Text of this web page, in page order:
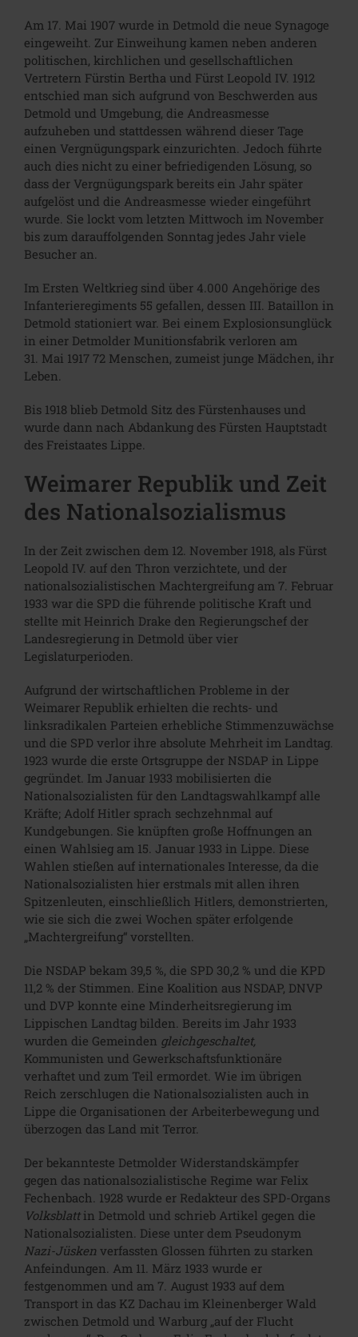
Am 17. Mai 1907 wurde in Detmold die neue Synagoge
eingeweiht. Zur Einweihung kamen neben anderen
politischen, kirchlichen und gesellschaftlichen
Vertretern Fürstin Bertha und Fürst Leopold IV. 1912
entschied man sich aufgrund von Beschwerden aus
Detmold und Umgebung, die Andreasmesse
aufzuheben und stattdessen während dieser Tage
einen Vergnügungspark einzurichten. Jedoch führte
auch dies nicht zu einer befriedigenden Lösung, so
dass der Vergnügungspark bereits ein Jahr später
aufgelöst und die Andreasmesse wieder eingeführt
wurde. Sie lockt vom letzten Mittwoch im November
bis zum darauffolgenden Sonntag jedes Jahr viele
Besucher an.
Im Ersten Weltkrieg sind über 4.000 Angehörige des
Infanterieregiments 55 gefallen, dessen III. Bataillon in
Detmold stationiert war. Bei einem Explosionsunglück
in einer Detmolder Munitionsfabrik verloren am
31. Mai 1917 72 Menschen, zumeist junge Mädchen, ihr
Leben.
Bis 1918 blieb Detmold Sitz des Fürstenhauses und
wurde dann nach Abdankung des Fürsten Hauptstadt
des Freistaates Lippe.
Weimarer Republik und Zeit
des Nationalsozialismus
In der Zeit zwischen dem 12. November 1918, als Fürst
Leopold IV. auf den Thron verzichtete, und der
nationalsozialistischen Machtergreifung am 7. Februar
1933 war die SPD die führende politische Kraft und
stellte mit Heinrich Drake den Regierungschef der
Landesregierung in Detmold über vier
Legislaturperioden.
Aufgrund der wirtschaftlichen Probleme in der
Weimarer Republik erhielten die rechts- und
linksradikalen Parteien erhebliche Stimmenzuwächse
und die SPD verlor ihre absolute Mehrheit im Landtag.
1923 wurde die erste Ortsgruppe der NSDAP in Lippe
gegründet. Im Januar 1933 mobilisierten die
Nationalsozialisten für den Landtagswahlkampf alle
Kräfte; Adolf Hitler sprach sechzehnmal auf
Kundgebungen. Sie knüpften große Hoffnungen an
einen Wahlsieg am 15. Januar 1933 in Lippe. Diese
Wahlen stießen auf internationales Interesse, da die
Nationalsozialisten hier erstmals mit allen ihren
Spitzenleuten, einschließlich Hitlers, demonstrierten,
wie sie sich die zwei Wochen später erfolgende
„Machtergreifung“ vorstellten.
Die NSDAP bekam 39,5 %, die SPD 30,2 % und die KPD
11,2 % der Stimmen. Eine Koalition aus NSDAP, DNVP
und DVP konnte eine Minderheitsregierung im
Lippischen Landtag bilden. Bereits im Jahr 1933
wurden die Gemeinden gleichgeschaltet,
Kommunisten und Gewerkschaftsfunktionäre
verhaftet und zum Teil ermordet. Wie im übrigen
Reich zerschlugen die Nationalsozialisten auch in
Lippe die Organisationen der Arbeiterbewegung und
überzogen das Land mit Terror.
Der bekannteste Detmolder Widerstandskämpfer
gegen das nationalsozialistische Regime war Felix
Fechenbach. 1928 wurde er Redakteur des SPD-Organs
Volksblattin Detmold und schrieb Artikel gegen die
Nationalsozialisten. Diese unter dem Pseudonym
Nazi-Jüsken verfassten Glossen führten zu starken
Anfeindungen. Am 11. März 1933 wurde er
festgenommen und am 7. August 1933 auf dem
Transport in das KZ Dachau im Kleinenberger Wald
zwischen Detmold und Warburg „auf der Flucht